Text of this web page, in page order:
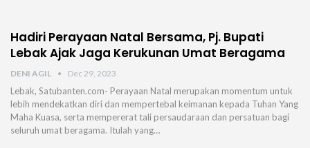
Hadiri Perayaan Natal Bersama, Pj. Bupati
Lebak Ajak Jaga Kerukunan Umat Beragama
DENI AGIL Dec 29, 2023
Lebak, Satubanten.com- Perayaan Natal merupakan momentum untuk
lebih mendekatkan diri dan mempertebal keimanan kepada Tuhan Yang
Maha Kuasa, serta mempererat tali persaudaraan dan persatuan bagi
seluruh umat beragama. Itulah yang…